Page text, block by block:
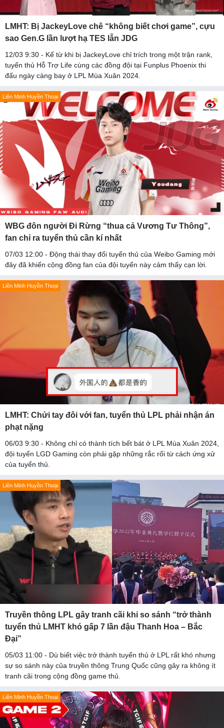
LMHT: Bị JackeyLove chê “không biết chơi game”, cựu
sao Gen.G lần lượt hạ TES lẫn JDG
12/03 9:30 - Kể từ khi bị JackeyLove chỉ trích trong một trận rank,
tuyển thủ Hỗ Trợ Life cùng các đồng đội tại Funplus Phoenix thi
đấu ngày càng bay ở LPL Mùa Xuân 2024.
Liên Minh Huyền Thoại
WBG đôn người Đi Rừng “thua cả Vương Tư Thông”,
fan chỉ ra tuyển thủ cần kí nhất
07/03 12:00 - Động thái thay đổi tuyển thủ của Weibo Gaming mới
đây đã khiến cộng đồng fan của đội tuyển này cảm thấy cạn lời.
Liên Minh Huyền Thoại
LMHT: Chửi tay đôi với fan, tuyển thủ LPL phải nhận án
phạt nặng
06/03 9:30 - Không chỉ có thành tích bết bát ở LPL Mùa Xuân 2024,
đội tuyển LGD Gaming còn phải gặp những rắc rối từ cách ứng xử
của tuyển thủ.
Liên Minh Huyền Thoại
Truyền thông LPL gây tranh cãi khi so sánh “trở thành
tuyển thủ LMHT khó gấp 7 lần đậu Thanh Hoa – Bắc
Đại”
05/03 11:00 - Dù biết việc trở thành tuyển thủ ở LPL rất khó nhưng
sự so sánh này của truyền thông Trung Quốc cũng gây ra không ít
tranh cãi trong cộng đồng game thủ.
Liên Minh Huyền Thoại